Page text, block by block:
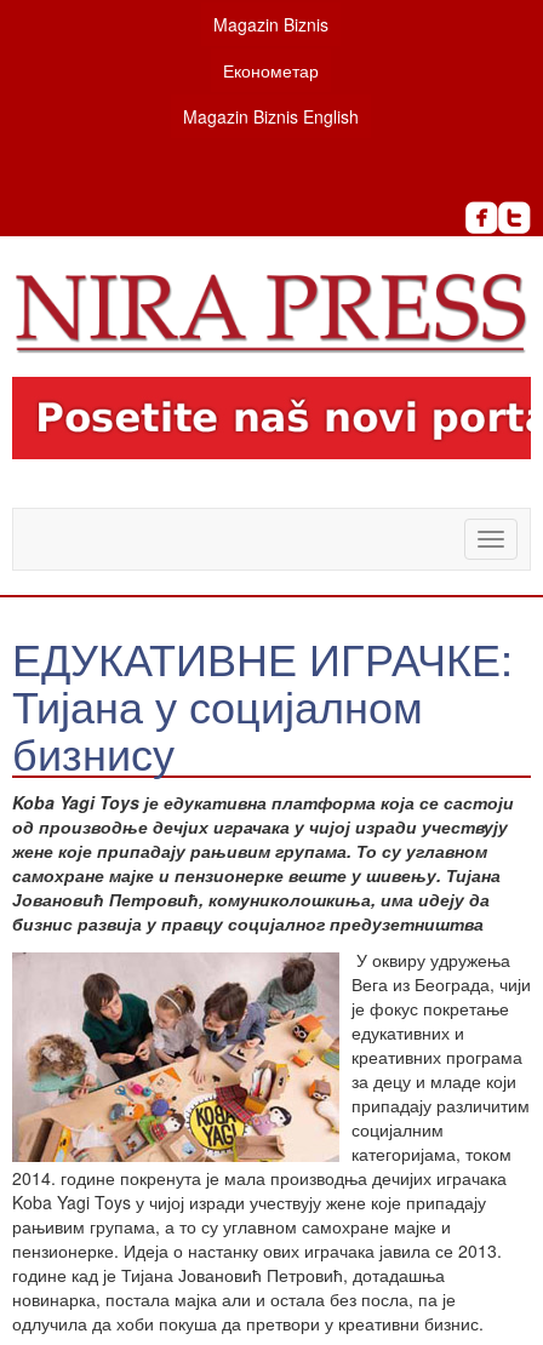
Magazin Biznis
Економетар
Magazin Biznis English
Toggle
ЕДУКАТИВНЕ ИГРАЧКЕ:
Тијана у социјалном
бизнису
Koba Yagi Toys је едукативна платформа која се састоји
од производње дечјих играчака у чијој изради учествују
жене које припадају рањивим групама. То су углавном
самохране мајке и пензионерке веште у шивењу. Тијана
Јовановић Петровић, комуниколошкиња, има идеју да
бизнис развија у правцу социјалног предузетништва
У оквиру удружења
Вега из Београда, чији
је фокус покретање
едукативних и
креативних програма
за децу и младе који
припадају различитим
социјалним
категоријама, током
2014. године покренута је мала производња дечијих играчака
Koba Yagi Toys у чијој изради учествују жене које припадају
рањивим групама, а то су углавном самохране мајке и
пензионерке. Идеја о настанку ових играчака јавила се 2013.
године кад је Тијана Јовановић Петровић, дотадашња
новинарка, постала мајка али и остала без посла, па је
одлучила да хоби покуша да претвори у креативни бизнис.